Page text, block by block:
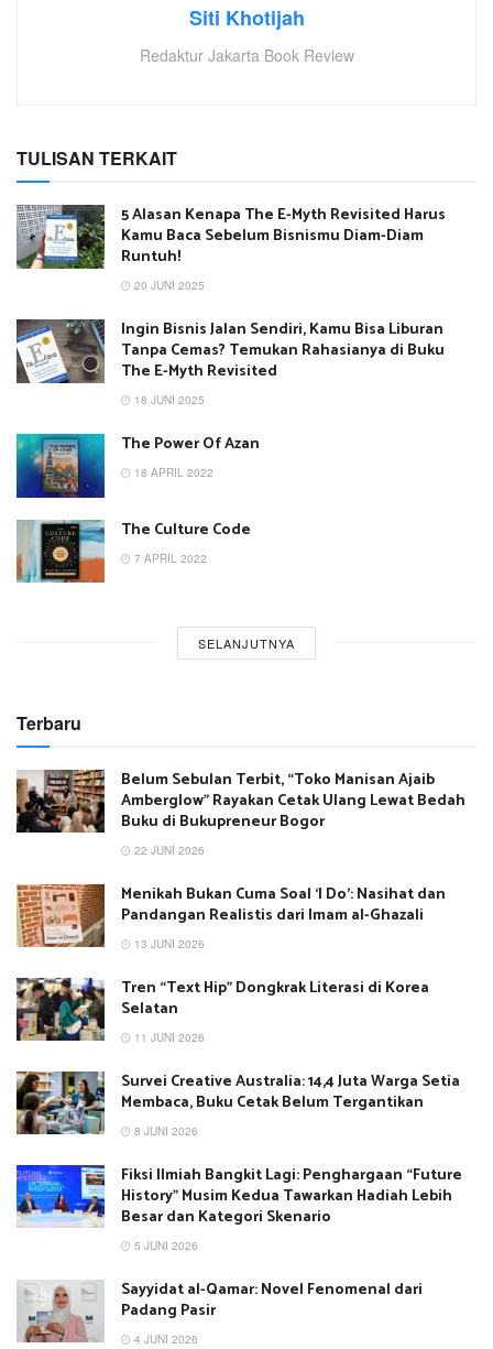
Siti Khotijah
Redaktur Jakarta Book Review
TULISAN TERKAIT
5 Alasan Kenapa The E-Myth Revisited Harus
Kamu Baca Sebelum Bisnismu Diam-Diam
Runtuh!
20 JUNI 2025
Ingin Bisnis Jalan Sendiri, Kamu Bisa Liburan
Tanpa Cemas? Temukan Rahasianya di Buku
The E-Myth Revisited
18 JUNI 2025
The Power Of Azan
18 APRIL 2022
The Culture Code
7 APRIL 2022
SELANJUTNYA
Terbaru
Belum Sebulan Terbit, “Toko Manisan Ajaib
Amberglow” Rayakan Cetak Ulang Lewat Bedah
Buku di Bukupreneur Bogor
22 JUNI 2026
Menikah Bukan Cuma Soal ‘I Do’: Nasihat dan
Pandangan Realistis dari Imam al-Ghazali
13 JUNI 2026
Tren “Text Hip” Dongkrak Literasi di Korea
Selatan
11 JUNI 2026
Survei Creative Australia: 14,4 Juta Warga Setia
Membaca, Buku Cetak Belum Tergantikan
8 JUNI 2026
Fiksi Ilmiah Bangkit Lagi: Penghargaan “Future
History” Musim Kedua Tawarkan Hadiah Lebih
Besar dan Kategori Skenario
5 JUNI 2026
Sayyidat al-Qamar: Novel Fenomenal dari
Padang Pasir
4 JUNI 2026